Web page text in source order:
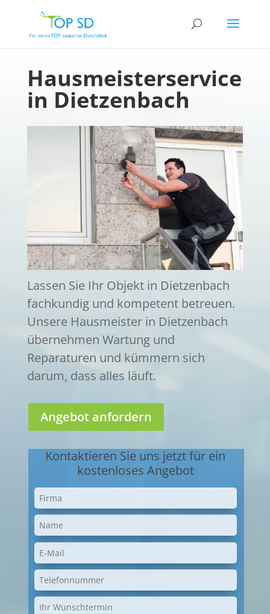
Hausmeisterservice
in Dietzenbach
Lassen Sie Ihr Objekt in Dietzenbach
fachkundig und kompetent betreuen.
Unsere Hausmeister in Dietzenbach
übernehmen Wartung und
Reparaturen und kümmern sich
darum, dass alles läuft.
Angebot anfordern
Kontaktieren Sie uns jetzt für ein
kostenloses Angebot